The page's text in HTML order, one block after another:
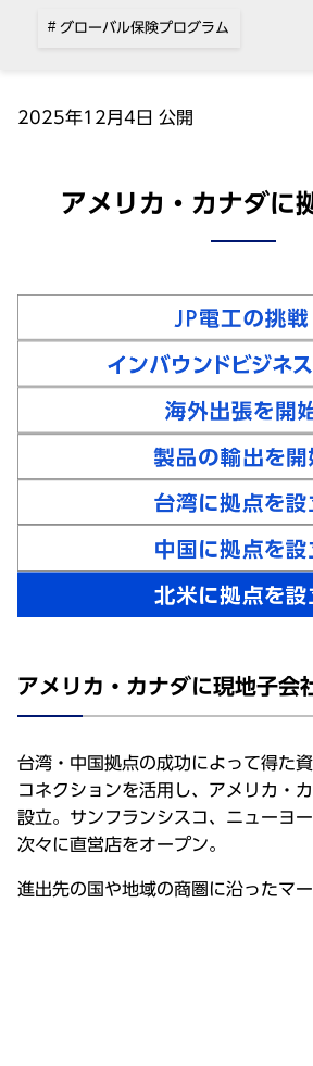
グローバル保険プログラム
2025年12⽉4⽇ 公開
アメリカ・カナダに
アメリカ・カナダに現地⼦会
台湾・中国拠点の成功によって得た
コネクションを活⽤し、アメリカ・
設⽴。サンフランシスコ、ニューヨ
次々に直営店をオープン。
進出先の国や地域の商圏に沿ったマ